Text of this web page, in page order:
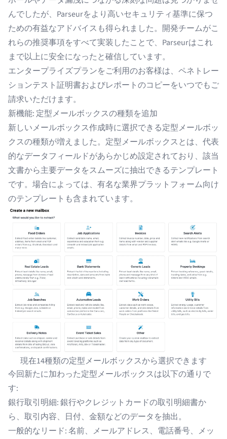
んでしたが、Parseurをより高いセキュリティ基準に保つ
ための有益なアドバイスも得られました。開発チームがこ
れらの推奨事項をすべて実装したことで、Parseurはこれ
まで以上に安全になったと確信しています。
エンタープライズプランをご利用のお客様は、ペネトレー
ションテスト証明書およびレポートのコピーをいつでもご
請求いただけます。
新機能: 定型メールボックスの種類を追加
新しいメールボックス作成時に選択できる定型メールボッ
クスの種類が増えました。定型メールボックスとは、代表
的なデータフィールドがあらかじめ設定されており、該当
文書から主要データをスムーズに抽出できるテンプレート
です。場合によっては、有名な業界プラットフォーム向け
のテンプレートも含まれています。
現在14種類の定型メールボックスから選択できます
今回新たに加わった定型メールボックスは以下の通りで
す:
銀行取引明細: 銀行やクレジットカードの取引明細書か
ら、取引内容、日付、金額などのデータを抽出。
一般的なリード: 名前、メールアドレス、電話番号、メッ